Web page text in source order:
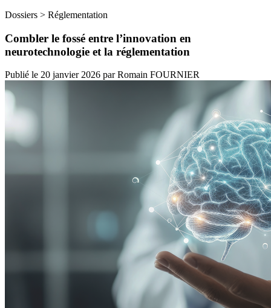
Dossiers > Réglementation
Combler le fossé entre l’innovation en
neurotechnologie et la réglementation
Publié le 20 janvier 2026 parRomain FOURNIER